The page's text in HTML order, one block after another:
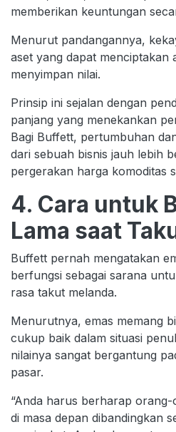
memberikan keuntungan
Menurut pandangannya,
aset yang dapat menciptakan
menyimpan nilai.
Prinsip ini sejalan dengan
panjang yang menekankan
Bagi Buffett, pertumbuhan
dari sebuah bisnis jauh lebih
pergerakan harga komoditas
4. Cara untuk
Lama saat
Buffett pernah mengatakan
berfungsi sebagai sarana
rasa takut melanda.
Menurutnya, emas memang
cukup baik dalam situasi
nilainya sangat bergantung
pasar.
“Anda harus berharap
di masa depan dibandingkan